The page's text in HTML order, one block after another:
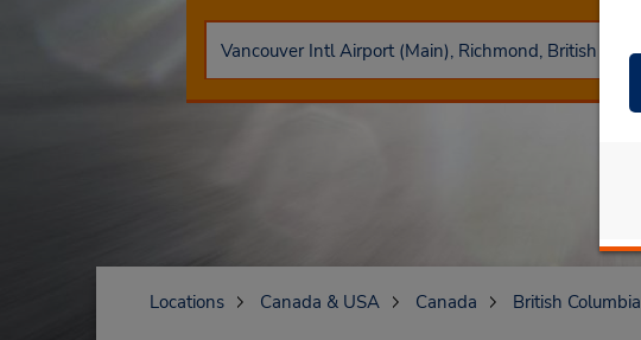
Locations Canada & USA Canada British Columbia